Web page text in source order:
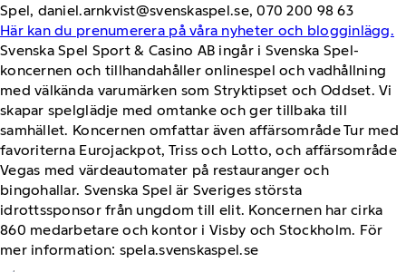
Spel, daniel.arnkvist@svenskaspel.se, 070 200 98 63
Här kan du prenumerera på våra nyheter och blogginlägg.
Svenska Spel Sport & Casino AB ingår i Svenska Spel-
koncernen och tillhandahåller onlinespel och vadhållning
med välkända varumärken som Stryktipset och Oddset. Vi
skapar spelglädje med omtanke och ger tillbaka till
samhället. Koncernen omfattar även affärsområde Tur med
favoriterna Eurojackpot, Triss och Lotto, och affärsområde
Vegas med värdeautomater på restauranger och
bingohallar. Svenska Spel är Sveriges största
idrottssponsor från ungdom till elit. Koncernen har cirka
860 medarbetare och kontor i Visby och Stockholm. För
mer information: spela.svenskaspel.se